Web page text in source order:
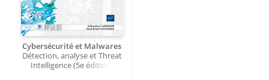
Cybersécurité et Malwares
Détection, analyse et Threat
Intelligence (5e édition)